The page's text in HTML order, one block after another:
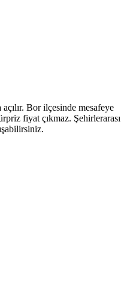
Bor ilçesinde mesafeye
fiyat çıkmaz. Şehirlerarası